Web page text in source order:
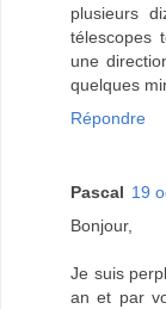
plusieurs
télescopes
une
quelques
Répondre
Pascal 19
Bonjour,
Je suis
an et par